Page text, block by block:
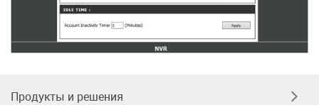
Продукты и решения